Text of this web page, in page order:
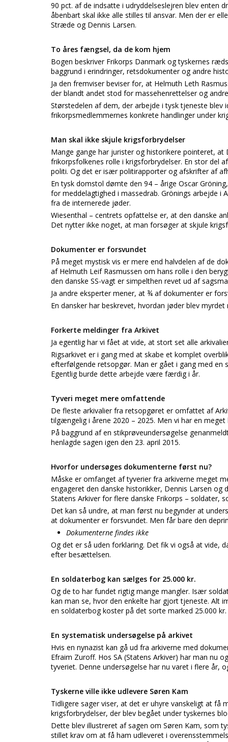
90 pct. af de indsatte i udryddelseslejren blev enten
åbenbart skal ikke alle stilles til ansvar. Men der er
Stræde og Dennis Larsen.
To åres fængsel, da de kom hjem
Bogen beskriver Frikorps Danmark og tyskernes
baggrund i erindringer, retsdokumenter og andre
Ja den fremviser beviser for, at Helmuth Leth
der blandt andet stod for massehenrettelser og
Størstedelen af dem, der arbejde i tysk tjeneste
frikorpsmedlemmernes konkrete handlinger under
Man skal ikke skjule krigsforbrydelser
Mange gange har jurister og historikere pointeret,
frikorpsfolkenes rolle i krigsforbrydelser. En stor del
politi. Og det er især politirapporter og afskrifter af
En tysk domstol dømte den 94 – årige Oscar
for meddelagtighed i massedrab. Grönings arbejde
fra de internerede jøder.
Wiesenthal – centrets opfattelse er, at den danske
Det nytter ikke noget, at man forsøger at skjule
Dokumenter er forsvundet
På meget mystisk vis er mere end halvdelen af de
af Helmuth Leif Rasmussen om hans rolle i den
den danske SS-vagt er simpelthen revet ud af
Ja andre eksperter mener, at ¾ af dokumenter er
En dansker har beskrevet, hvordan jøder blev
Forkerte meldinger fra Arkivet
Ja egentlig har vi fået at vide, at stort set alle
Rigsarkivet er i gang med at skabe et komplet
efterfølgende retsopgør. Man er gået i gang med en
Egentlig burde dette arbejde være færdig i år.
Tyveri meget mere omfattende
De fleste arkivalier fra retsopgøret er omfattet af
tilgængelig i årene 2020 – 2025. Men vi har en
På baggrund af en stikprøveundersøgelse
henlagde sagen igen den 23. april 2015.
Hvorfor undersøges dokumenterne først nu?
Måske er omfanget af tyverier fra arkiverne meget
engageret den danske historikker, Dennis Larsen
Statens Arkiver for flere danske Frikorps – soldater,
Det kan så undre, at man først nu begynder at
at dokumenter er forsvundet. Men får bare den
Dokumenterne findes ikke
Og det er så uden forklaring. Det fik vi også at vide,
efter besættelsen.
En soldaterbog kan sælges for 25.000 kr.
Og de to har fundet rigtig mange mangler. Især
kan man se, hvor den enkelte har gjort tjeneste. Alt
en soldaterbog koster på det sorte marked 25.000 kr.
En systematisk undersøgelse på arkivet
Hvis en nynazist kan gå ud fra arkiverne med
Efraim Zuroff. Hos SA (Statens Arkiver) har man nu
tyveriet. Denne undersøgelse har nu varet i flere år,
Tyskerne ville ikke udlevere Søren Kam
Tidligere sager viser, at det er uhyre vanskeligt at få
krigsforbrydelser, der blev begået under tyskernes
Dette blev illustreret af sagen om Søren Kam, som
stillet krav om at få ham udleveret i